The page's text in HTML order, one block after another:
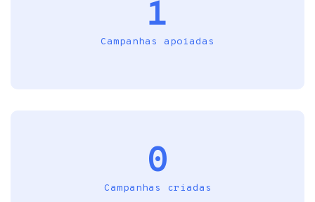
1
Campanhas apoiadas
0
Campanhas criadas